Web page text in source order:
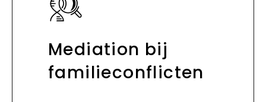
Mediation bij
familieconflicten